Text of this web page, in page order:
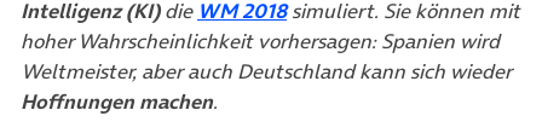
Intelligenz (KI)die WM 2018(öffnet in neuem Tab)
simuliert. Sie können mit
hoher Wahrscheinlichkeit vorhersagen: Spanien wird
Weltmeister, aber auch Deutschland kann sich wieder
Hoffnungen machen.